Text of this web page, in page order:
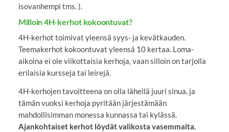
isovanhempi tms. ).
Milloin 4H-kerhot kokoontuvat?
4H-kerhot toimivat yleensä syys- ja kevätkauden.
Teemakerhot kokoontuvat yleensä 10 kertaa. Loma-
aikoina ei ole viikottaisia kerhoja, vaan silloin on tarjolla
erilaisia kursseja tai leirejä.
4H-kerhojen tavoitteena on olla lähellä juuri sinua, ja
tämän vuoksi kerhoja pyritään järjestämään
mahdollisimman monessa kunnassa tai kylässä.
Ajankohtaiset kerhot löydät valikosta vasemmalta.